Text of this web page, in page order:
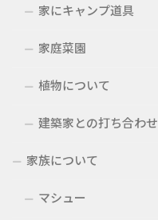
家にキャンプ道具
家庭菜園
植物について
建築家との打ち合わせ
家族について
マシュー